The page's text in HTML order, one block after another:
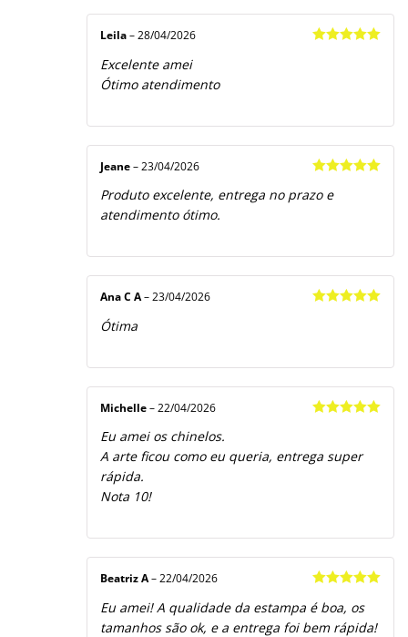
Leila – 28/04/2026
Excelente amei
Ótimo atendimento
de 5
Jeane – 23/04/2026
Produto excelente, entrega no prazo e
atendimento ótimo.
Ana C A– 23/04/2026
Ótima
Michelle – 22/04/2026
Eu amei os chinelos.
A arte ficou como eu queria, entrega super
rápida.
Nota 10!
de 5
Beatriz A– 22/04/2026
Eu amei! A qualidade da estampa é boa, os
tamanhos são ok, e a entrega foi bem rápida!